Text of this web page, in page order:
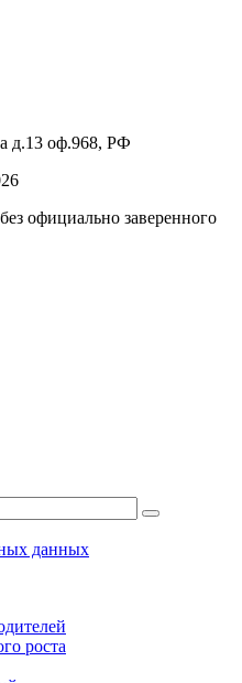
д.13 оф.968, РФ
официально заверенного
данных
роста